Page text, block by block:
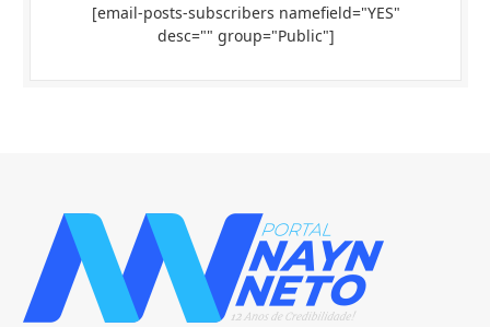
[email-posts-subscribers namefield="YES"
desc="" group="Public"]